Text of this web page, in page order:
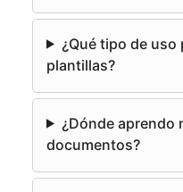
a
v
¿Qué tipo de uso
plantillas?
¿Dónde aprendo
documentos?